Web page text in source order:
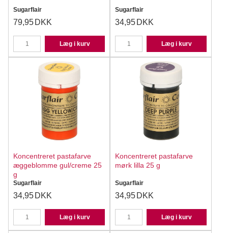
Sugarflair
79,95 DKK
Læg i kurv
Sugarflair
34,95 DKK
Læg i kurv
Koncentreret pastafarve
æggeblomme gul/creme 25
g
Sugarflair
34,95 DKK
Læg i kurv
Koncentreret pastafarve
mørk lilla 25 g
Sugarflair
34,95 DKK
Læg i kurv